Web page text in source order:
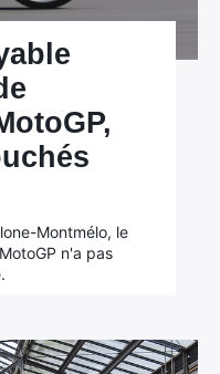
Montmélo, le
n'a pas